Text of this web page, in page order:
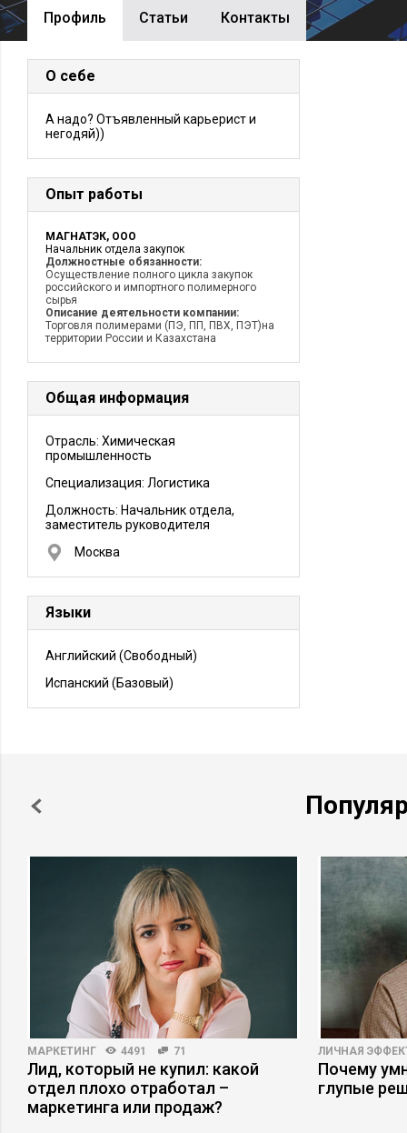
Профиль Cтатьи Контакты
О себе
А надо? Отъявленный карьерист и
негодяй))
Опыт работы
МАГНАТЭК, ООО
Начальник отдела закупок
Должностные обязанности:
Осуществление полного цикла закупок
российского и импортного полимерного
сырья
Описание деятельности компании:
Торговля полимерами (ПЭ, ПП, ПВХ, ПЭТ)на
территории России и Казахстана
Общая информация
Отрасль: Химическая
промышленность
Специализация: Логистика
Должность: Начальник отдела,
заместитель руководителя
Москва
Языки
Английский (Свободный)
Испанский (Базовый)
МАРКЕТИНГ 4491 71
Лид, который не купил: какой
отдел плохо отработал –
маркетинга или продаж?
ЛИЧНАЯ
Почему
глупые